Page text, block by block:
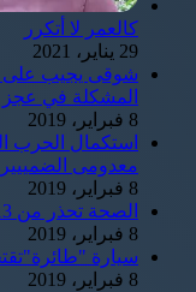
كالعمر لا أتكرر
29 يناير، 2021
شوقى يجيب على
المشكلة في عجز
8 فبراير، 2019
استكمال الحرب
معدومى
8 فبراير، 2019
الصحة تحذر من 13 دواءً ومستحضرًا للتجميل بالأسواق
8 فبراير، 2019
سيارة
8 فبراير، 2019